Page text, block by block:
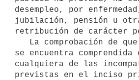
desempleo, por
jubilación, pensión u
retribución de carácter
se encuentra comprendida
cualquiera de las
previstas en el inciso